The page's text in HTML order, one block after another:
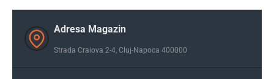
Adresa Magazin
Strada Craiova 2-4, Cluj-Napoca 400000